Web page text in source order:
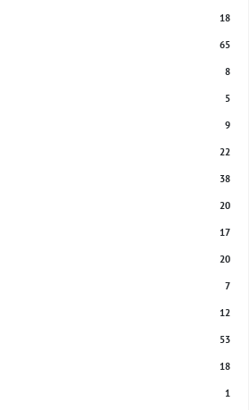
18
65
8
5
9
22
38
20
17
20
7
12
53
18
1